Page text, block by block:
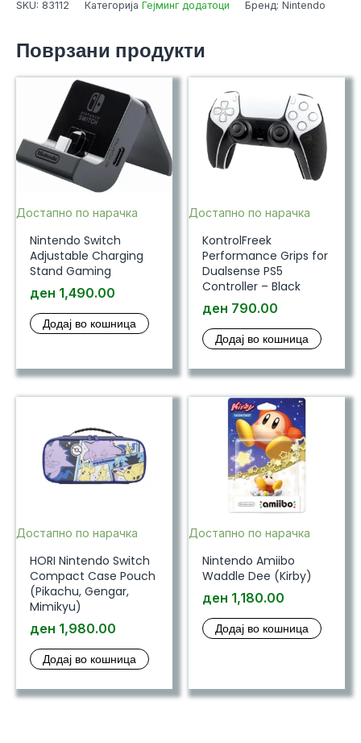
Case
количина
SKU: 83112 Категорија Гејминг додатоци Бренд: Nintendo
Поврзани продукти
Достапно по нарачка
Nintendo Switch
Adjustable Charging
Stand Gaming
ден 1,490.00
Додај во кошница
Достапно по нарачка
KontrolFreek
Performance Grips for
Dualsense PS5
Controller – Black
ден 790.00
Додај во кошница
Достапно по нарачка
HORI Nintendo Switch
Compact Case Pouch
(Pikachu, Gengar,
Mimikyu)
ден 1,980.00
Додај во кошница
Достапно по нарачка
Nintendo Amiibo
Waddle Dee (Kirby)
ден 1,180.00
Додај во кошница